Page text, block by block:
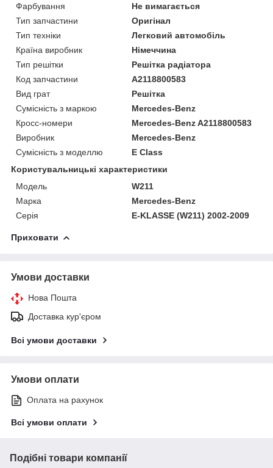
Фарбування
Не вимагається
Тип запчастини
Оригінал
Тип техніки
Легковий автомобіль
Країна виробник
Німеччина
Тип решітки
Решітка радіатора
Код запчастини
A2118800583
Вид грат
Решітка
Сумісність з маркою
Mercedes-Benz
Кросс-номери
Mercedes-Benz A2118800583
Виробник
Mercedes-Benz
Сумісність з моделлю
E Class
Користувальницькі характеристики
Модель
W211
Марка
Mercedes-Benz
Серія
E-KLASSE (W211) 2002-2009
Приховати
Умови доставки
Нова Пошта
Доставка кур'єром
Всі умови доставки
Умови оплати
Оплата на рахунок
Всі умови оплати
Подібні товари компанії